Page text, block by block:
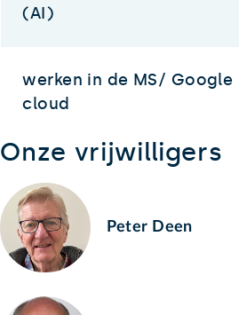
(AI)
werken in de MS/ Google
cloud
Onze vrijwilligers
Peter Deen